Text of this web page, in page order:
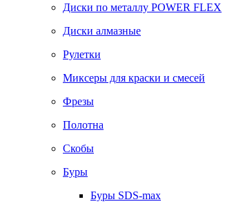
Диски по металлу POWER FLEX
Диски алмазные
Рулетки
Миксеры для краски и смесей
Фрезы
Полотна
Скобы
Буры
Буры SDS-max